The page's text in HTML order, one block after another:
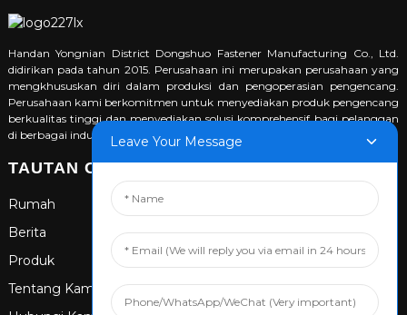
Handan Yongnian District Dongshuo Fastener Manufacturing Co., Ltd.
didirikan pada tahun 2015. Perusahaan ini merupakan perusahaan yang
mengkhususkan diri dalam produksi dan pengoperasian pengencang.
Perusahaan kami berkomitmen untuk menyediakan produk pengencang
berkualitas tinggi dan menyediakan solusi komprehensif bagi pelanggan
di berbagai industri.
TAUTAN CEPAT
Rumah
Berita
Produk
Tentang Kami
Leave Your Message